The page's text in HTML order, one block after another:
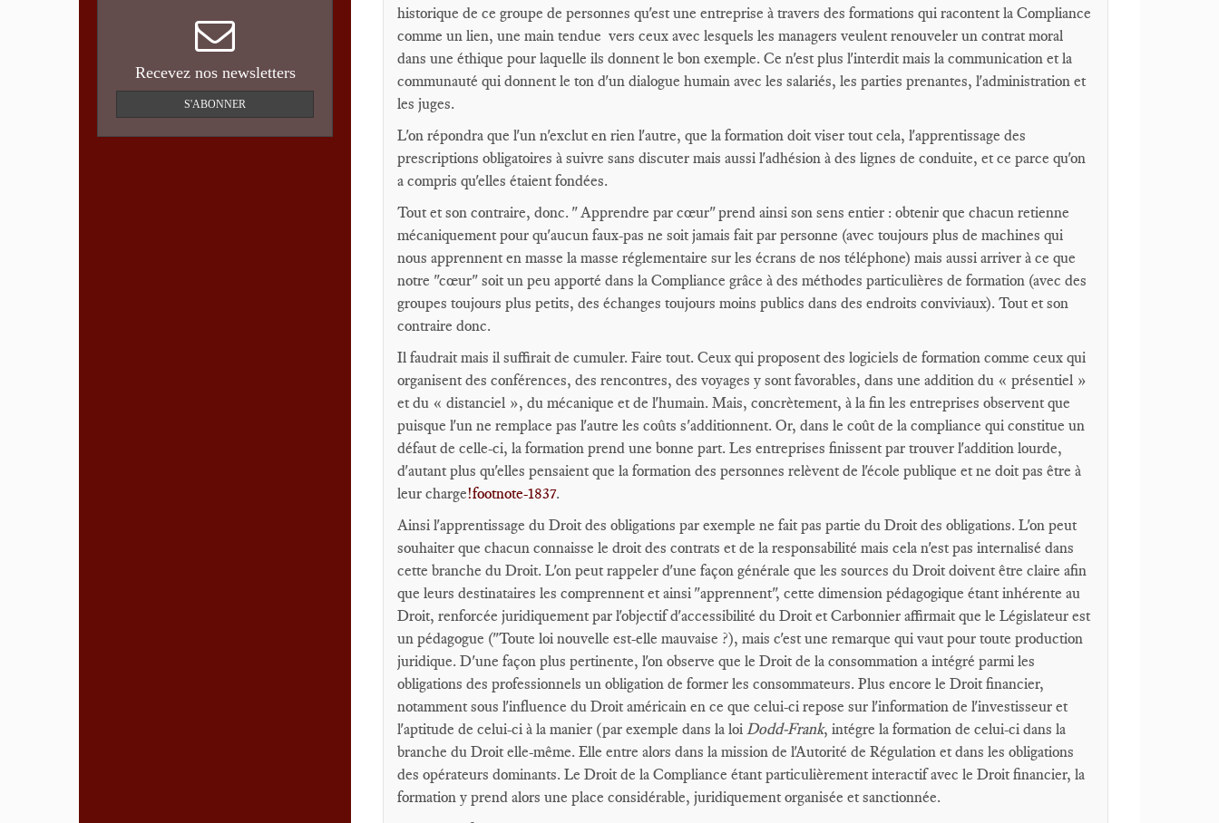
Recevez nos newsletters
S'ABONNER
historique de ce groupe de personnes qu'est une entreprise à travers des formations qui racontent la Compliance
comme un lien, une main tendue vers ceux avec lesquels les managers veulent renouveler un contrat moral
dans une éthique pour laquelle ils donnent le bon exemple. Ce n'est plus l'interdit mais la communication et la
communauté qui donnent le ton d'un dialogue humain avec les salariés, les parties prenantes, l'administration et
les juges.
L'on répondra que l'un n'exclut en rien l'autre, que la formation doit viser tout cela, l'apprentissage des
prescriptions obligatoires à suivre sans discuter mais aussi l'adhésion à des lignes de conduite, et ce parce qu'on
a compris qu'elles étaient fondées.
Tout et son contraire, donc. " Apprendre par cœur" prend ainsi son sens entier : obtenir que chacun retienne
mécaniquement pour qu'aucun faux-pas ne soit jamais fait par personne (avec toujours plus de machines qui
nous apprennent en masse la masse réglementaire sur les écrans de nos téléphone) mais aussi arriver à ce que
notre "cœur" soit un peu apporté dans la Compliance grâce à des méthodes particulières de formation (avec des
groupes toujours plus petits, des échanges toujours moins publics dans des endroits conviviaux). Tout et son
contraire donc.
Il faudrait mais il suffirait de cumuler. Faire tout. Ceux qui proposent des logiciels de formation comme ceux qui
organisent des conférences, des rencontres, des voyages y sont favorables, dans une addition du « présentiel »
et du « distanciel », du mécanique et de l'humain. Mais, concrètement, à la fin les entreprises observent que
puisque l'un ne remplace pas l'autre les coûts s'additionnent. Or, dans le coût de la compliance qui constitue un
défaut de celle-ci, la formation prend une bonne part. Les entreprises finissent par trouver l'addition lourde,
d'autant plus qu'elles pensaient que la formation des personnes relèvent de l'école publique et ne doit pas être à
leur charge!footnote-1837.
Ainsi l'apprentissage du Droit des obligations par exemple ne fait pas partie du Droit des obligations. L'on peut
souhaiter que chacun connaisse le droit des contrats et de la responsabilité mais cela n'est pas internalisé dans
cette branche du Droit. L'on peut rappeler d'une façon générale que les sources du Droit doivent être claire afin
que leurs destinataires les comprennent et ainsi "apprennent", cette dimension pédagogique étant inhérente au
Droit, renforcée juridiquement par l'objectif d'accessibilité du Droit et Carbonnier affirmait que le Législateur est
un pédagogue ("Toute loi nouvelle est-elle mauvaise ?), mais c'est une remarque qui vaut pour toute production
juridique. D'une façon plus pertinente, l'on observe que le Droit de la consommation a intégré parmi les
obligations des professionnels un obligation de former les consommateurs. Plus encore le Droit financier,
notamment sous l'influence du Droit américain en ce que celui-ci repose sur l'information de l'investisseur et
l'aptitude de celui-ci à la manier (par exemple dans la loi Dodd-Frank, intégre la formation de celui-ci dans la
branche du Droit elle-même. Elle entre alors dans la mission de l'Autorité de Régulation et dans les obligations
des opérateurs dominants. Le Droit de la Compliance étant particulièrement interactif avec le Droit financier, la
formation y prend alors une place considérable, juridiquement organisée et sanctionnée.